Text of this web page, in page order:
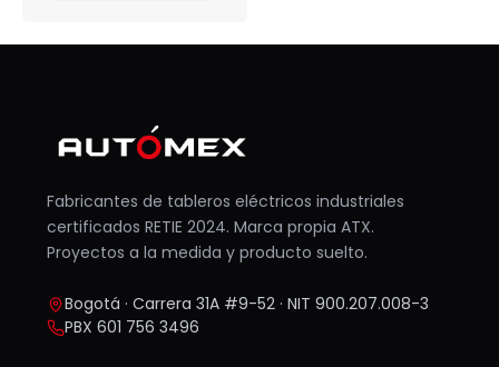
Fabricantes de tableros eléctricos industriales
certificados RETIE 2024. Marca propia ATX.
Proyectos a la medida y producto suelto.
Bogotá · Carrera 31A #9-52 · NIT 900.207.008-3
PBX 601 756 3496